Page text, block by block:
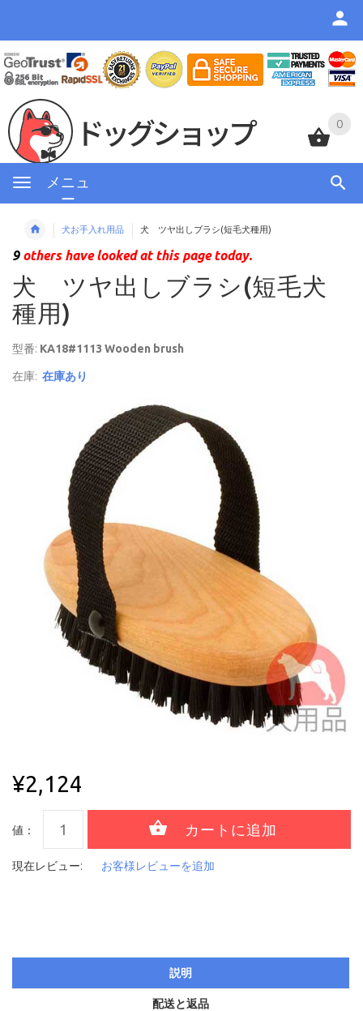
0
メニュ
ー
0
犬お手入れ用品 犬 ツヤ出しブラシ(短毛犬種用)
9others have looked at this page today.
犬 ツヤ出しブラシ(短毛犬
種用)
型番: KA18#1113 Wooden brush
在庫: 在庫あり
¥2,124
値：
現在レビュー: お客様レビューを追加
説明
配送と返品